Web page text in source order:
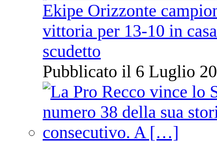
Ekipe Orizzonte
vittoria per 13-10 in
scudetto
Pubblicato il 6 Luglio